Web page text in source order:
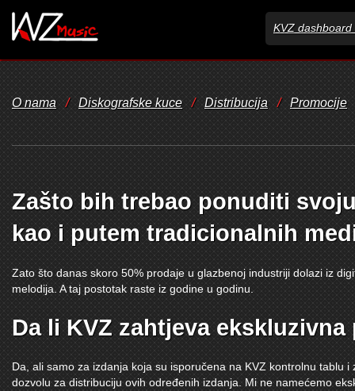
KVZ dashboard
O nama / Diskografske kuce / Distribucija / Promocije
Zašto bih trebao ponuditi
kao i putem tradicionalnih
Zato što danas skoro 50% prodaje u glazbenoj industriji dolazi iz
melodija. A taj postotak raste iz godine u godinu.
Da li KVZ zahtjeva ekskluzivna
Da, ali samo za izdanja koja su isporučena na KVZ kontrolnu tablu
dozvolu za distribuciju ovih određenih izdanja. Mi ne namećemo